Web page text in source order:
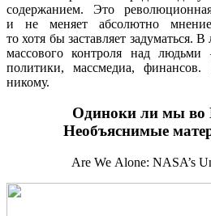
содержанием. Это
и не меняет абсолютно
то хотя бы заставляет задуматься.
массового контроля над
политики, массмедиа,
никому.
Одиноки ли мы во
Необъяснимые
Are We Alone: NASA’s